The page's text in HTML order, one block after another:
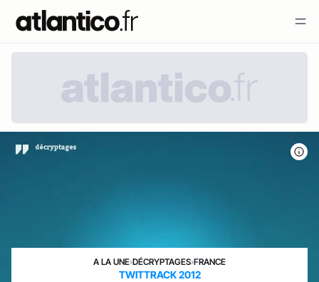
A LA UNE›DÉCRYPTAGES›FRANCE
TWITTRACK 2012